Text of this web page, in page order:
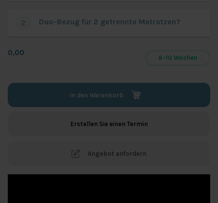
2 Duo-Bezug für 2 getrennte Matratzen?
0,00
8-10 Wochen
In den Warenkorb
Erstellen Sie einen Termin
Angebot anfordern